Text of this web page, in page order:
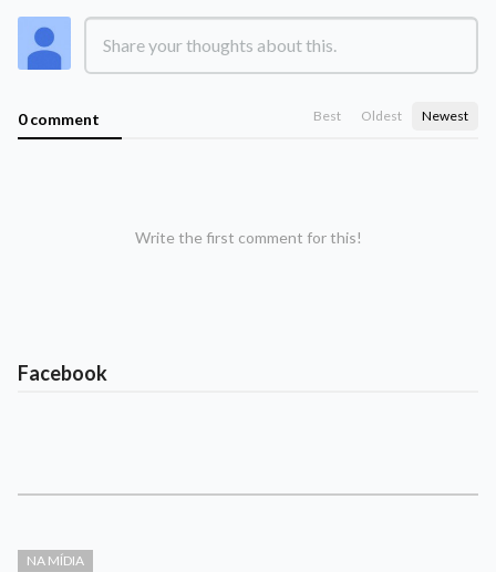
0 comment Best Oldest Newest
Write the first comment for this!
Facebook
NA MÍDIA